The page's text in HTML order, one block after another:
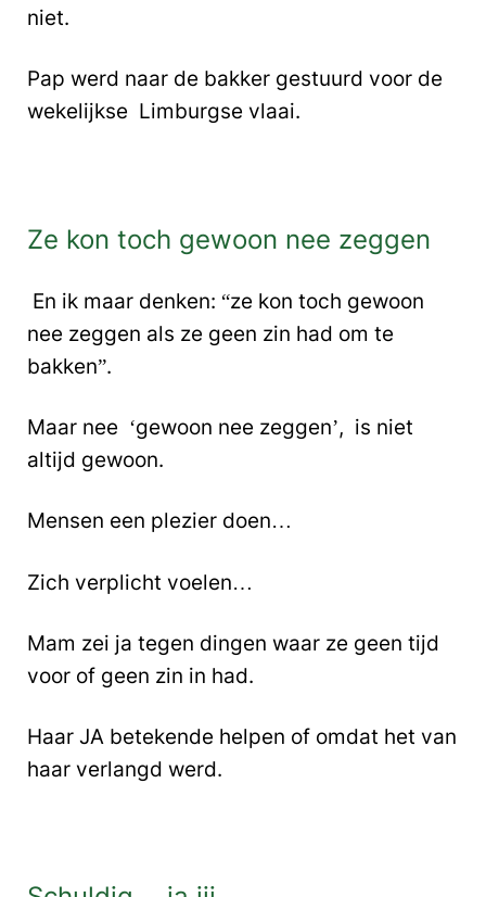
niet.
Pap werd naar de bakker gestuurd voor de
wekelijkse Limburgse vlaai.
Ze kon toch gewoon nee zeggen
En ik maar denken: “ze kon toch gewoon
nee zeggen als ze geen zin had om te
bakken”.
Maar nee ‘gewoon nee zeggen’, is niet
altijd gewoon.
Mensen een plezier doen…
Zich verplicht voelen…
Mam zei ja tegen dingen waar ze geen tijd
voor of geen zin in had.
Haar JA betekende helpen of omdat het van
haar verlangd werd.